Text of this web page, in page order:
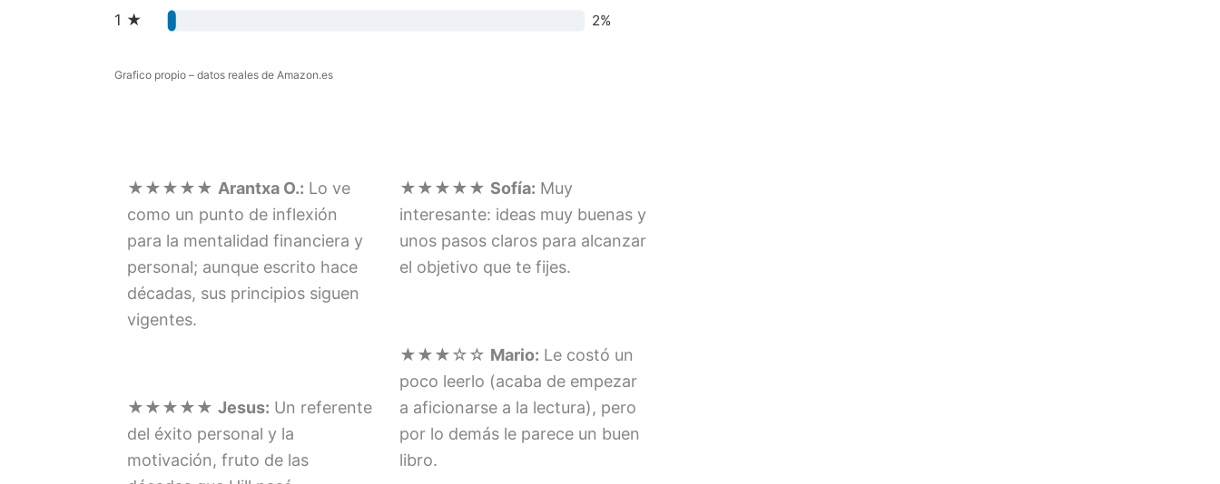
1 ★ 2%
Grafico propio – datos reales de Amazon.es
★★★★★ Arantxa O.: Lo ve
como un punto de inflexión
para la mentalidad financiera y
personal; aunque escrito hace
décadas, sus principios siguen
vigentes.
★★★★★ Jesus: Un referente
del éxito personal y la
motivación, fruto de las
★★★★★ Sofía: Muy
interesante: ideas muy buenas y
unos pasos claros para alcanzar
el objetivo que te fijes.
★★★☆☆ Mario: Le costó un
poco leerlo (acaba de empezar
a aficionarse a la lectura), pero
por lo demás le parece un buen
libro.